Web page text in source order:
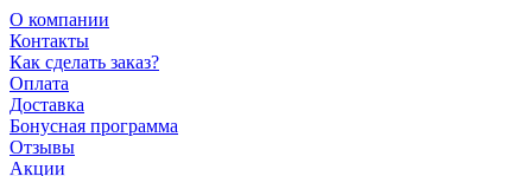
О компании
Контакты
Как сделать заказ?
Оплата
Доставка
Бонусная программа
Отзывы
Акции